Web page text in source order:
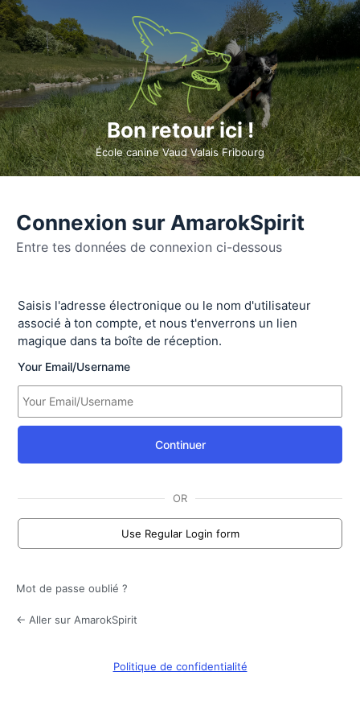
Connexion sur AmarokSpirit
Entre tes données de connexion ci-dessous
Se
connecter
Saisis l'adresse électronique ou le nom d'utilisateur
associé à ton compte, et nous t'enverrons un lien
magique dans ta boîte de réception.
Your Email/Username
Continuer
OR
Use Regular Login form
Mot de passe oublié ?
← Aller sur AmarokSpirit
Politique de confidentialité
Bon retour ici !
École canine Vaud Valais Fribourg